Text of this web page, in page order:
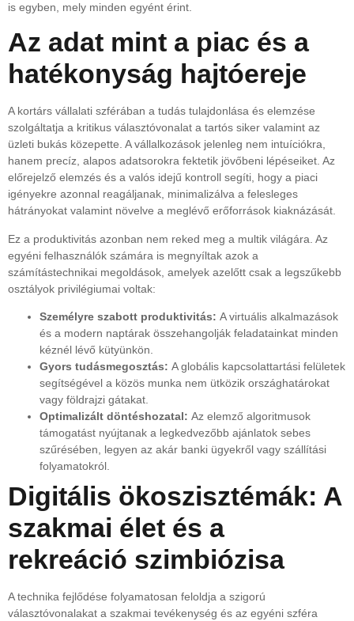
is egyben, mely minden egyént érint.
Az adat mint a piac és a
hatékonyság hajtóereje
A kortárs vállalati szférában a tudás tulajdonlása és elemzése
szolgáltatja a kritikus választóvonalat a tartós siker valamint az
üzleti bukás közepette. A vállalkozások jelenleg nem intuíciókra,
hanem precíz, alapos adatsorokra fektetik jövőbeni lépéseiket. Az
előrejelző elemzés és a valós idejű kontroll segíti, hogy a piaci
igényekre azonnal reagáljanak, minimalizálva a felesleges
hátrányokat valamint növelve a meglévő erőforrások kiaknázását.
Ez a produktivitás azonban nem reked meg a multik világára. Az
egyéni felhasználók számára is megnyíltak azok a
számítástechnikai megoldások, amelyek azelőtt csak a legszűkebb
osztályok privilégiumai voltak:
Személyre szabott produktivitás: A virtuális alkalmazások
és a modern naptárak összehangolják feladatainkat minden
kéznél lévő kütyünkön.
Gyors tudásmegosztás: A globális kapcsolattartási felületek
segítségével a közös munka nem ütközik országhatárokat
vagy földrajzi gátakat.
Optimalizált döntéshozatal: Az elemző algoritmusok
támogatást nyújtanak a legkedvezőbb ajánlatok sebes
szűrésében, legyen az akár banki ügyekről vagy szállítási
folyamatokról.
Digitális ökoszisztémák: A
szakmai élet és a
rekreáció szimbiózisa
A technika fejlődése folyamatosan feloldja a szigorú
választóvonalakat a szakmai tevékenység és az egyéni szféra